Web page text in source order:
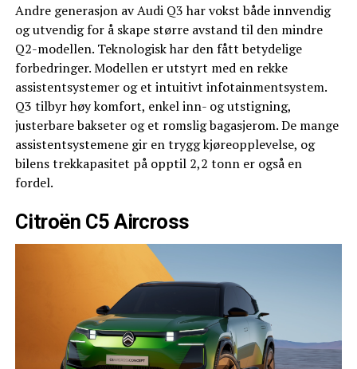
Andre generasjon av Audi Q3 har vokst både innvendig
og utvendig for å skape større avstand til den mindre
Q2-modellen. Teknologisk har den fått betydelige
forbedringer. Modellen er utstyrt med en rekke
assistentsystemer og et intuitivt infotainmentsystem.
Q3 tilbyr høy komfort, enkel inn- og utstigning,
justerbare bakseter og et romslig bagasjerom. De mange
assistentsystemene gir en trygg kjøreopplevelse, og
bilens trekkapasitet på opptil 2,2 tonn er også en
fordel.
Citroën C5 Aircross